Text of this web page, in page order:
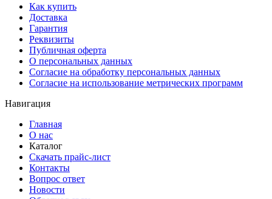
Как купить
Доставка
Гарантия
Реквизиты
Публичная оферта
О персональных данных
Согласие на обработку персональных данных
Согласие на использование метрических программ
Навигация
Главная
О нас
Каталог
Скачать прайс-лист
Контакты
Вопрос ответ
Новости